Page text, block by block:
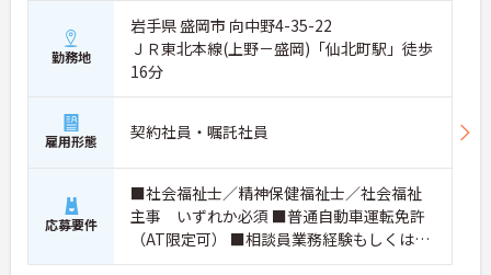
家庭との両立も視野に入れた働き方が可能です。
・夜勤なしで体への負担を軽減
・産前産後休暇・育児休暇あり
・勤務日数や土日の働き方も相談OK
→ライフスタイルに合わせた働き方ができます
■ ブランクOK！安心スタート体制♪
「久しぶりの現場復帰」でも無理なく慣れます。
・研修制度で基礎からしっかり確認
・先輩スタッフが丁寧にフォロー
・経験に応じて段階的に業務スタート
→安心してステップアップできる環境です
勤務地
岩手県 盛岡市 向中野4-35-22
ＪＲ東北本線(上野－盛岡)「仙北町駅」徒歩
16分
雇用形態 契約社員・嘱託社員
応募要件
■社会福祉士／精神保健福祉士／社会福祉
主事 いずれか必須 ■普通自動車運転免許
（AT限定可） ■相談員業務経験もしくは介
護業務経験(年数不問)